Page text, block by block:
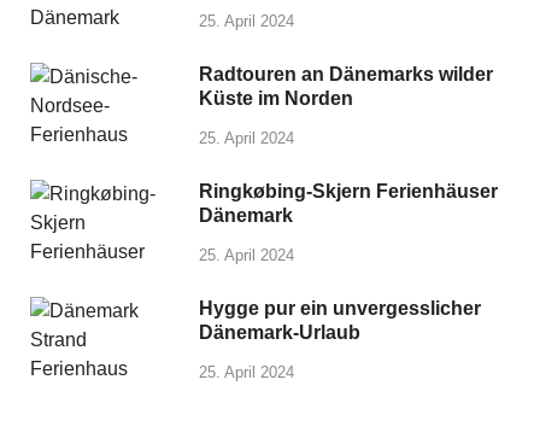
25. April 2024
Radtouren an Dänemarks wilder
Küste im Norden
25. April 2024
Ringkøbing-Skjern Ferienhäuser
Dänemark
25. April 2024
Hygge pur ein unvergesslicher
Dänemark-Urlaub
25. April 2024